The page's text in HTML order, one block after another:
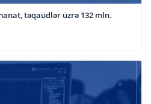
təqaüdlər üzrə 132 mln.